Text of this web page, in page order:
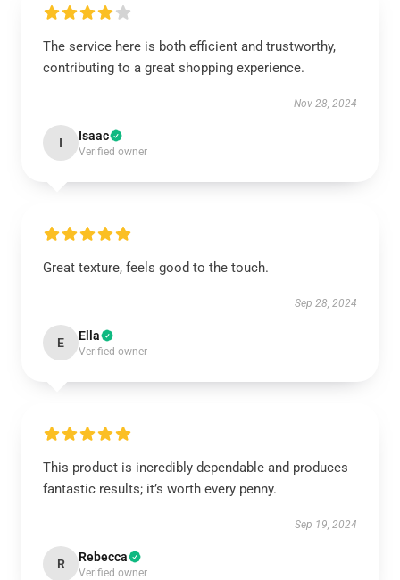
The service here is both efficient and trustworthy,
contributing to a great shopping experience.
Nov 28, 2024
I Isaac
Verified owner
Great texture, feels good to the touch.
Sep 28, 2024
E Ella
Verified owner
This product is incredibly dependable and produces
fantastic results; it’s worth every penny.
Sep 19, 2024
R Rebecca
Verified owner